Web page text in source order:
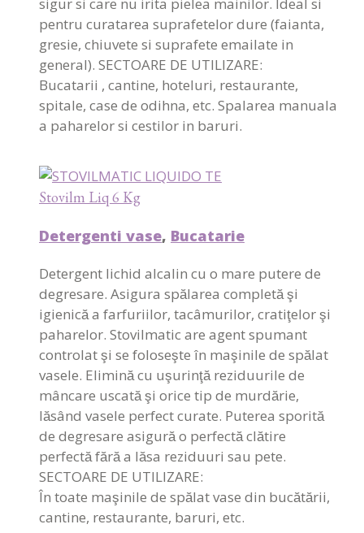
sigur si care nu irita pielea mainilor. Ideal si
pentru curatarea suprafetelor dure (faianta,
gresie, chiuvete si suprafete emailate in
general). SECTOARE DE UTILIZARE:
Bucatarii , cantine, hoteluri, restaurante,
spitale, case de odihna, etc. Spalarea manuala
a paharelor si cestilor in baruri.
Stovilm Liq 6 Kg
Detergenti vase, Bucatarie
Detergent lichid alcalin cu o mare putere de
degresare. Asigura spălarea completă şi
igienică a farfuriilor, tacâmurilor, cratiţelor şi
paharelor. Stovilmatic are agent spumant
controlat şi se foloseşte în maşinile de spălat
vasele. Elimină cu uşurinţă reziduurile de
mâncare uscată şi orice tip de murdărie,
lăsând vasele perfect curate. Puterea sporită
de degresare asigură o perfectă clătire
perfectă fără a lăsa reziduuri sau pete.
SECTOARE DE UTILIZARE:
În toate maşinile de spălat vase din bucătării,
cantine, restaurante, baruri, etc.